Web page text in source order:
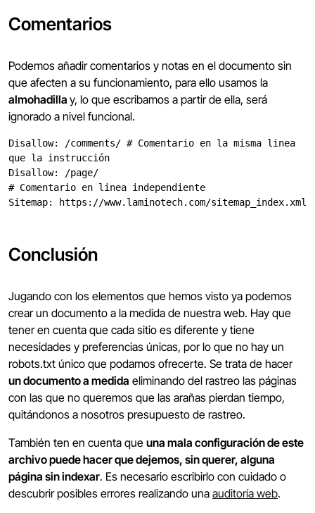
Comentarios
Podemos añadir comentarios y notas en el documento sin
que afecten a su funcionamiento, para ello usamos la
almohadilla y, lo que escribamos a partir de ella, será
ignorado a nivel funcional.
Disallow: /comments/ # Comentario en la misma linea
que la instrucción
Disallow: /page/
# Comentario en linea independiente
Sitemap: https://www.laminotech.com/sitemap_index.xml
Conclusión
Jugando con los elementos que hemos visto ya podemos
crear un documento a la medida de nuestra web. Hay que
tener en cuenta que cada sitio es diferente y tiene
necesidades y preferencias únicas, por lo que no hay un
robots.txt único que podamos ofrecerte. Se trata de hacer
un documento a medida eliminando del rastreo las páginas
con las que no queremos que las arañas pierdan tiempo,
quitándonos a nosotros presupuesto de rastreo.
También ten en cuenta que una mala configuración de este
archivo puede hacer que dejemos, sin querer, alguna
página sin indexar. Es necesario escribirlo con cuidado o
descubrir posibles errores realizando una auditoría web.